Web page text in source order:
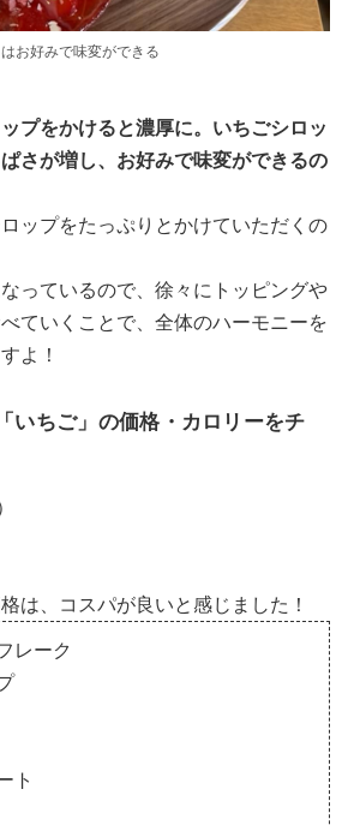
お好みで味変ができる
プをかけると濃厚に。いちごシロッ
さが増し、お好みで味変ができるの
ップをたっぷりとかけていただくの
っているので、徐々にトッピングや
ていくことで、全体のハーモニーを
よ！
いちご」の価格・カロリーをチ
は、コスパが良いと感じました！
レーク
ト